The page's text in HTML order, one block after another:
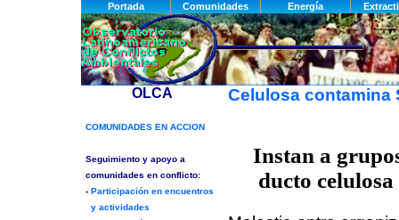
Celulosa contamina
Instan a
ducto